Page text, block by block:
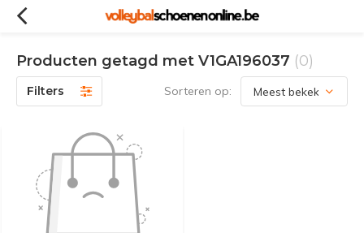
Producten getagd met V1GA196037 (0)
Filters Sorteren op: